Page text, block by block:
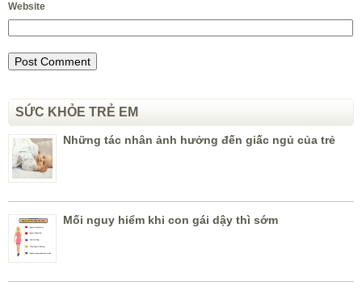
Website
SỨC KHỎE TRẺ EM
Những tác nhân ảnh hưởng đến giấc ngủ của trẻ
Mối nguy hiểm khi con gái dậy thì sớm